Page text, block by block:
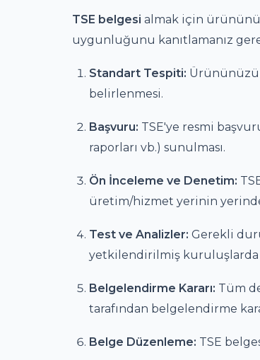
TSE belgesi almak için
uygunluğunu kanıtlamanız
Standart Tespiti:
belirlenmesi.
Başvuru: TSE'ye resmi
raporları vb.) sunulması.
Ön İnceleme ve Denetim:
üretim/hizmet yerinin
Test ve Analizler: Gerekli
yetkilendirilmiş kuruluşlarda
Belgelendirme Kararı: Tüm
tarafından belgelendirme
Belge Düzenleme: TSE